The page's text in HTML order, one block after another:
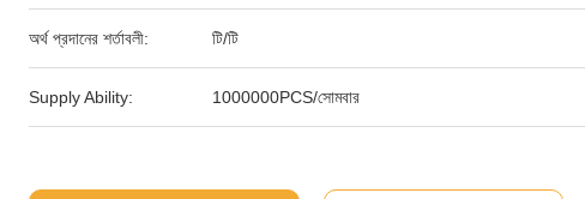
অর্থ প্রদানের শর্তাবলী: টি/টি
Supply Ability: 1000000PCS/সোমবার